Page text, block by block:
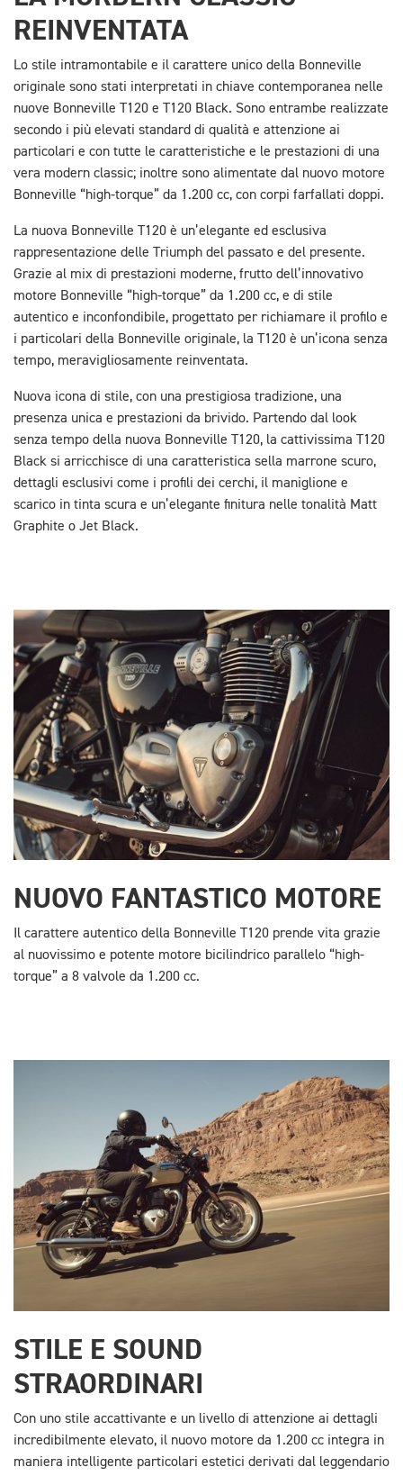
REINVENTATA
Lo stile intramontabile e il carattere unico della Bonneville
originale sono stati interpretati in chiave contemporanea nelle
nuove Bonneville T120 e T120 Black. Sono entrambe realizzate
secondo i più elevati standard di qualità e attenzione ai
particolari e con tutte le caratteristiche e le prestazioni di una
vera modern classic; inoltre sono alimentate dal nuovo motore
Bonneville “high-torque” da 1.200 cc, con corpi farfallati doppi.
La nuova Bonneville T120 è un’elegante ed esclusiva
rappresentazione delle Triumph del passato e del presente.
Grazie al mix di prestazioni moderne, frutto dell’innovativo
motore Bonneville “high-torque” da 1.200 cc, e di stile
autentico e inconfondibile, progettato per richiamare il profilo e
i particolari della Bonneville originale, la T120 è un’icona senza
tempo, meravigliosamente reinventata.
Nuova icona di stile, con una prestigiosa tradizione, una
presenza unica e prestazioni da brivido. Partendo dal look
senza tempo della nuova Bonneville T120, la cattivissima T120
Black si arricchisce di una caratteristica sella marrone scuro,
dettagli esclusivi come i profili dei cerchi, il maniglione e
scarico in tinta scura e un’elegante finitura nelle tonalità Matt
Graphite o Jet Black.
NUOVO FANTASTICO MOTORE
Il carattere autentico della Bonneville T120 prende vita grazie
al nuovissimo e potente motore bicilindrico parallelo “high-
torque” a 8 valvole da 1.200 cc.
STILE E SOUND
STRAORDINARI
Con uno stile accattivante e un livello di attenzione ai dettagli
incredibilmente elevato, il nuovo motore da 1.200 cc integra in
maniera intelligente particolari estetici derivati dal leggendario